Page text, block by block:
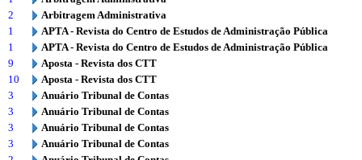
2
Arbitragem Administrativa
1
APTA - Revista do Centro de Estudos de Administração Pública
1
APTA - Revista do Centro de Estudos de Administração Pública
9
Aposta - Revista dos CTT
10
Aposta - Revista dos CTT
3
Anuário Tribunal de Contas
3
Anuário Tribunal de Contas
3
Anuário Tribunal de Contas
3
Anuário Tribunal de Contas